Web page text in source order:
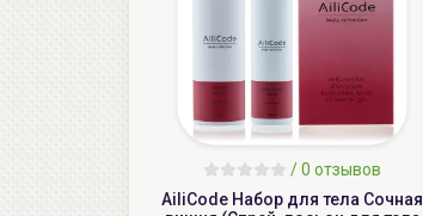
/0 отзывов
AiliCode Набор для тела Сочная